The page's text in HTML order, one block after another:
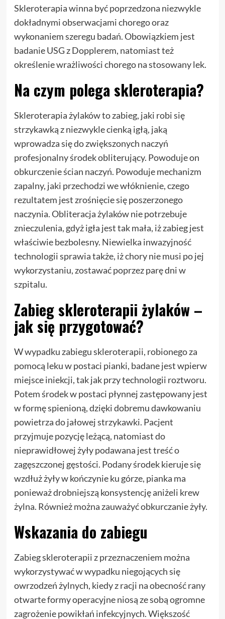
Skleroterapia winna być poprzedzona niezwykle
dokładnymi obserwacjami chorego oraz
wykonaniem szeregu badań. Obowiązkiem jest
badanie USG z Dopplerem, natomiast też
określenie wrażliwości chorego na stosowany lek.
Na czym polega skleroterapia?
Skleroterapia żylaków to zabieg, jaki robi się
strzykawką z niezwykle cienką igłą, jaką
wprowadza się do zwiększonych naczyń
profesjonalny środek obliterujący. Powoduje on
obkurczenie ścian naczyń. Powoduje mechanizm
zapalny, jaki przechodzi we włóknienie, czego
rezultatem jest zrośnięcie się poszerzonego
naczynia. Obliteracja żylaków nie potrzebuje
znieczulenia, gdyż igła jest tak mała, iż zabieg jest
właściwie bezbolesny. Niewielka inwazyjność
technologii sprawia także, iż chory nie musi po jej
wykorzystaniu, zostawać poprzez parę dni w
szpitalu.
Zabieg skleroterapii żylaków –
jak się przygotować?
W wypadku zabiegu skleroterapii, robionego za
pomocą leku w postaci pianki, badane jest wpierw
miejsce iniekcji, tak jak przy technologii roztworu.
Potem środek w postaci płynnej zastępowany jest
w formę spienioną, dzięki dobremu dawkowaniu
powietrza do jałowej strzykawki. Pacjent
przyjmuje pozycję leżącą, natomiast do
nieprawidłowej żyły podawana jest treść o
zagęszczonej gęstości. Podany środek kieruje się
wzdłuż żyły w kończynie ku górze, pianka ma
ponieważ drobniejszą konsystencję aniżeli krew
żylna. Również można zauważyć obkurczanie żyły.
Wskazania do zabiegu
Zabieg skleroterapii z przeznaczeniem można
wykorzystywać w wypadku niegojących się
owrzodzeń żylnych, kiedy z racji na obecność rany
otwarte formy operacyjne niosą ze sobą ogromne
zagrożenie powikłań infekcyjnych. Większość